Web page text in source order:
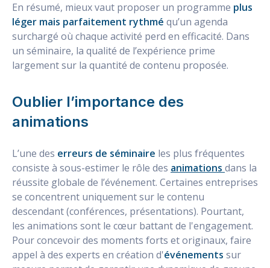
En résumé, mieux vaut proposer un programme plus
léger mais parfaitement rythmé qu’un agenda
surchargé où chaque activité perd en efficacité. Dans
un séminaire, la qualité de l’expérience prime
largement sur la quantité de contenu proposée.
Oublier l’importance des
animations
L’une des erreurs de séminaire les plus fréquentes
consiste à sous-estimer le rôle des animations dans la
réussite globale de l’événement. Certaines entreprises
se concentrent uniquement sur le contenu
descendant (conférences, présentations). Pourtant,
les animations sont le cœur battant de l'engagement.
Pour concevoir des moments forts et originaux, faire
appel à des experts en création d'événements sur